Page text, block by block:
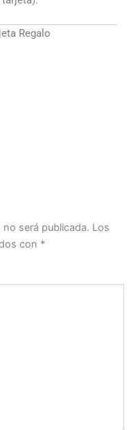
Regalo
será publicada. Los
con *